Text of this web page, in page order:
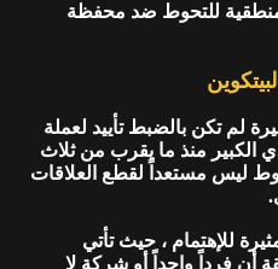
منطقية للتحوط ضد محفظة
لم تكن بالضبط تأييد لعملة
الكبير منذ ما يقرب من ثلاث
ليس مستعداً لقطع العلاقات
للإهتمام ، حيث تأتي
أن فرداً واحداً أو شركة لا